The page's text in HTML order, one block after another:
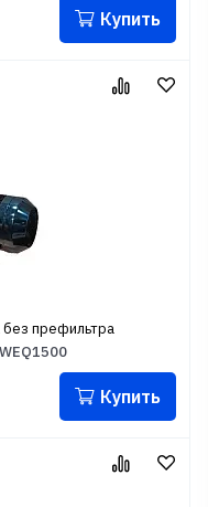
Купить
префильтра
Купить